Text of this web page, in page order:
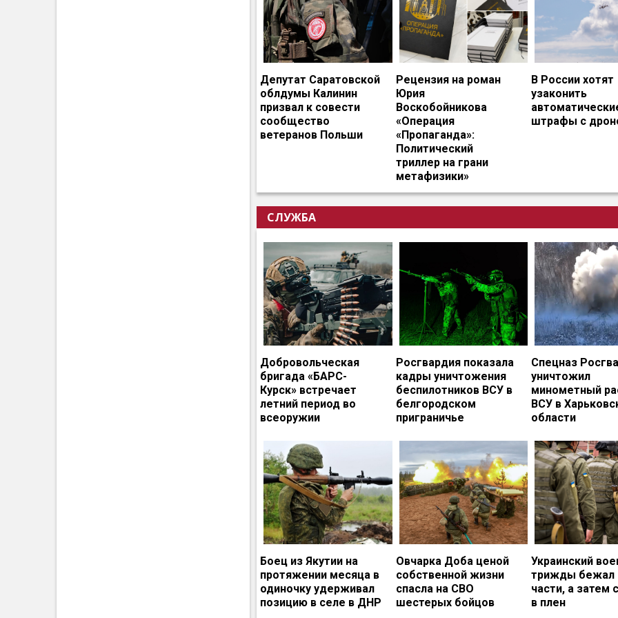
Депутат Саратовской
облдумы Калинин
призвал к совести
сообщество
ветеранов Польши
Рецензия на роман
Юрия
Воскобойникова
«Операция
«Пропаганда»:
Политический
триллер на грани
метафизики»
В России хотят
узаконить
штрафы с
СЛУЖБА
Добровольческая
бригада «БАРС-
Курск» встречает
летний период во
всеоружии
Росгвардия показала
кадры уничтожения
беспилотников ВСУ в
белгородском
приграничье
Спецназ
уничтожил
минометный
ВСУ в
области
Боец из Якутии на
протяжении месяца в
одиночку удерживал
позицию в селе в ДНР
Овчарка Доба ценой
собственной жизни
спасла на СВО
шестерых бойцов
Украинский
трижды бежал
части, а затем
в плен